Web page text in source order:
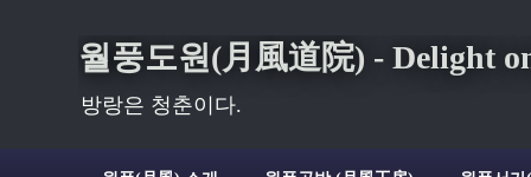
월풍도원(月風道院) - Delight
방랑은 청춘이다.